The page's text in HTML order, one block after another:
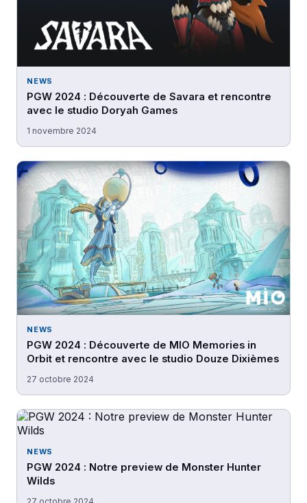
NEWS
PGW 2024 : Découverte de Savara et rencontre
avec le studio Doryah Games
1 novembre 2024
NEWS
PGW 2024 : Découverte de MIO Memories in
Orbit et rencontre avec le studio Douze Dixièmes
27 octobre 2024
NEWS
PGW 2024 : Notre preview de Monster Hunter
Wilds